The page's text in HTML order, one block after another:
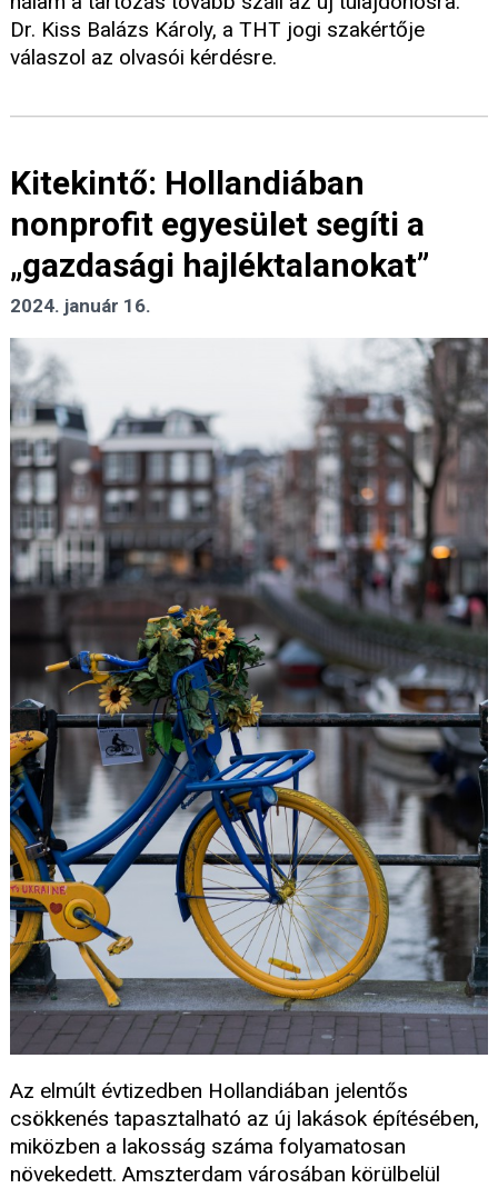
Dr. Kiss Balázs Károly, a THT jogi szakértője
válaszol az olvasói kérdésre.
Kitekintő: Hollandiában
nonprofit egyesület segíti a
„gazdasági hajléktalanokat”
2024. január 16.
Az elmúlt évtizedben Hollandiában jelentős
csökkenés tapasztalható az új lakások építésében,
miközben a lakosság száma folyamatosan
növekedett. Amszterdam városában körülbelül